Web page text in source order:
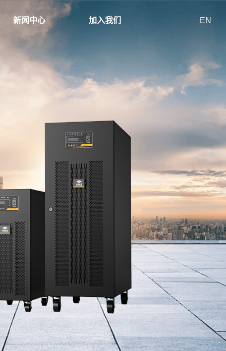
新闻中心 加入我们 EN
兼容发
具备直
工频电
友好人